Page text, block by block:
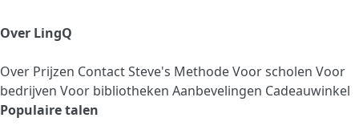
Over LingQ
Over Prijzen ContactSteve's MethodeVoor scholen Voor
bedrijven Voor bibliotheken Aanbevelingen Cadeauwinkel
Populaire talen